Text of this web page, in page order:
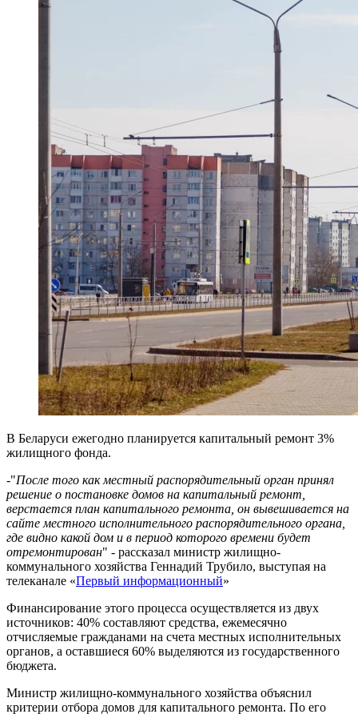
В Беларуси ежегодно планируется капитальный ремонт 3%
жилищного фонда.
-"После того как местный распорядительный орган принял
решение о постановке домов на капитальный ремонт,
верстается план капитального ремонта, он вывешивается на
сайте местного исполнительного распорядительного органа,
где видно какой дом и в период которого времени будет
отремонтирован" - рассказал министр жилищно-
коммунального хозяйства Геннадий Трубило, выступая на
телеканале «Первый информационный»
Финансирование этого процесса осуществляется из двух
источников: 40% составляют средства, ежемесячно
отчисляемые гражданами на счета местных исполнительных
органов, а оставшиеся 60% выделяются из государственного
бюджета.
Министр жилищно-коммунального хозяйства объяснил
критерии отбора домов для капитального ремонта. По его